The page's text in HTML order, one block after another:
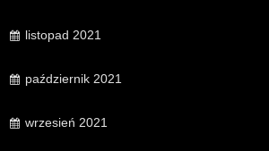
listopad 2021
październik 2021
wrzesień 2021